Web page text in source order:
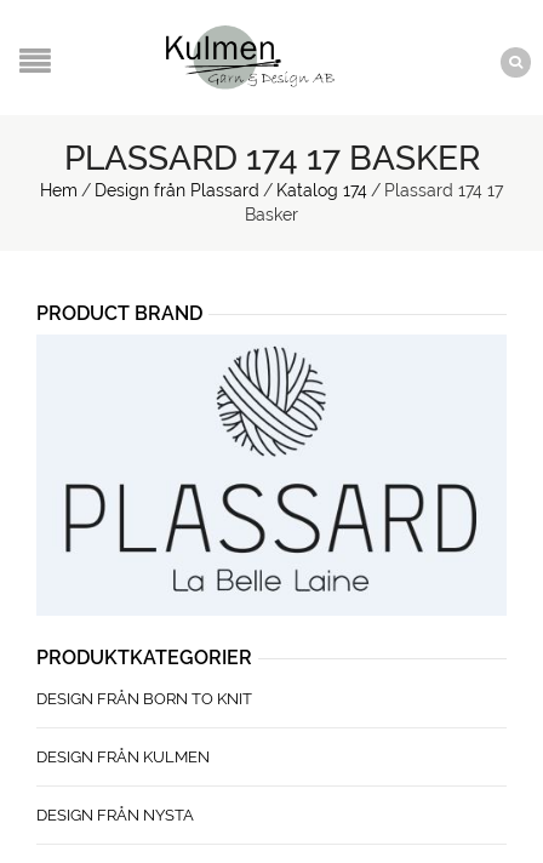
PLASSARD 174 17 BASKER
Hem / Design från Plassard / Katalog 174 / Plassard 174 17
Basker
PRODUCT BRAND
PRODUKTKATEGORIER
DESIGN FRÅN BORN TO KNIT
DESIGN FRÅN KULMEN
DESIGN FRÅN NYSTA